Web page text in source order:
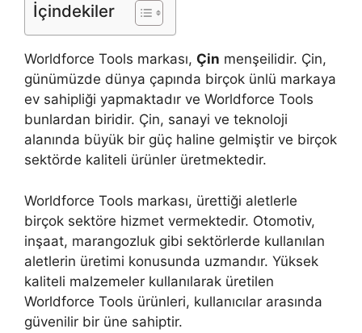
İçindekiler
Worldforce Tools markası, Çin menşeilidir. Çin,
günümüzde dünya çapında birçok ünlü markaya
ev sahipliği yapmaktadır ve Worldforce Tools
bunlardan biridir. Çin, sanayi ve teknoloji
alanında büyük bir güç haline gelmiştir ve birçok
sektörde kaliteli ürünler üretmektedir.
Worldforce Tools markası, ürettiği aletlerle
birçok sektöre hizmet vermektedir. Otomotiv,
inşaat, marangozluk gibi sektörlerde kullanılan
aletlerin üretimi konusunda uzmandır. Yüksek
kaliteli malzemeler kullanılarak üretilen
Worldforce Tools ürünleri, kullanıcılar arasında
güvenilir bir üne sahiptir.